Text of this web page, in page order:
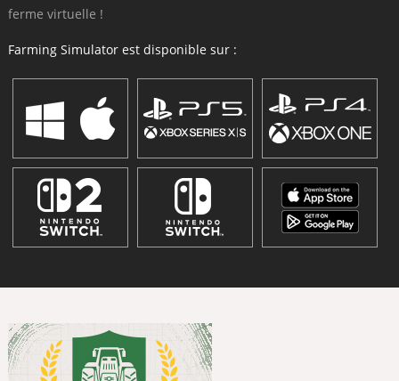
ferme virtuelle !
Farming Simulator est disponible sur :